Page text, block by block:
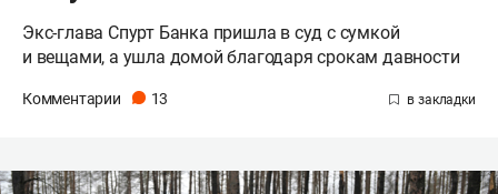
Экс-глава Спурт Банка пришла в суд с сумкой
и вещами, а ушла домой благодаря срокам давности
Комментарии 13